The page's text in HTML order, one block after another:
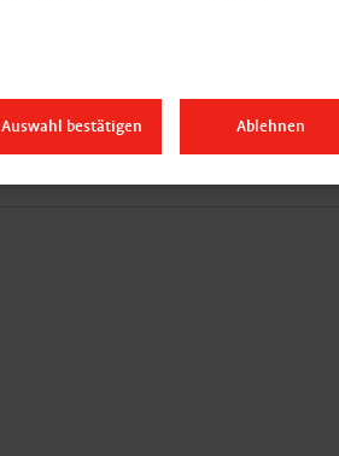
Auswahl bestätigen Ablehnen